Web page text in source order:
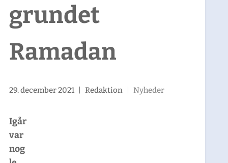
grundet
Ramadan
29. december 2021 |Redaktion |Nyheder
Igår
var
nog